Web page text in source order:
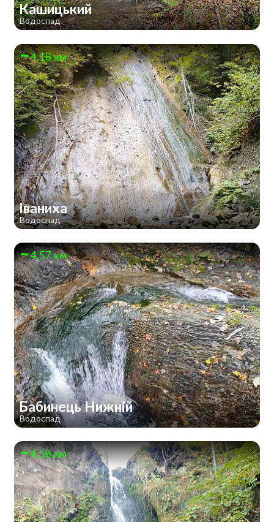
Кашицький
Водоспад
4.18 км
Іваниха
Водоспад
4.57 км
Бабинець Нижній
Водоспад
4.58 км